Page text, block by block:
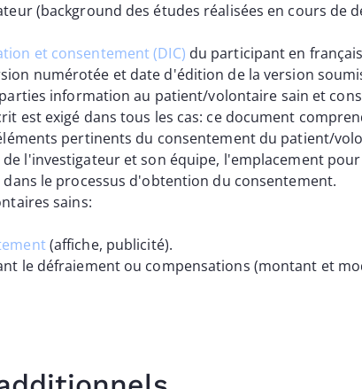
(background des études réalisées en cours de
et consentement (DIC) du participant en
numérotée et date d'édition de la version
information au patient/volontaire sain et
est exigé dans tous les cas: ce document
pertinents du consentement du patient/
l'investigateur et son équipe, l'emplacement
le processus d'obtention du consentement.
sains:
(affiche, publicité).
le défraiement ou compensations (montant et